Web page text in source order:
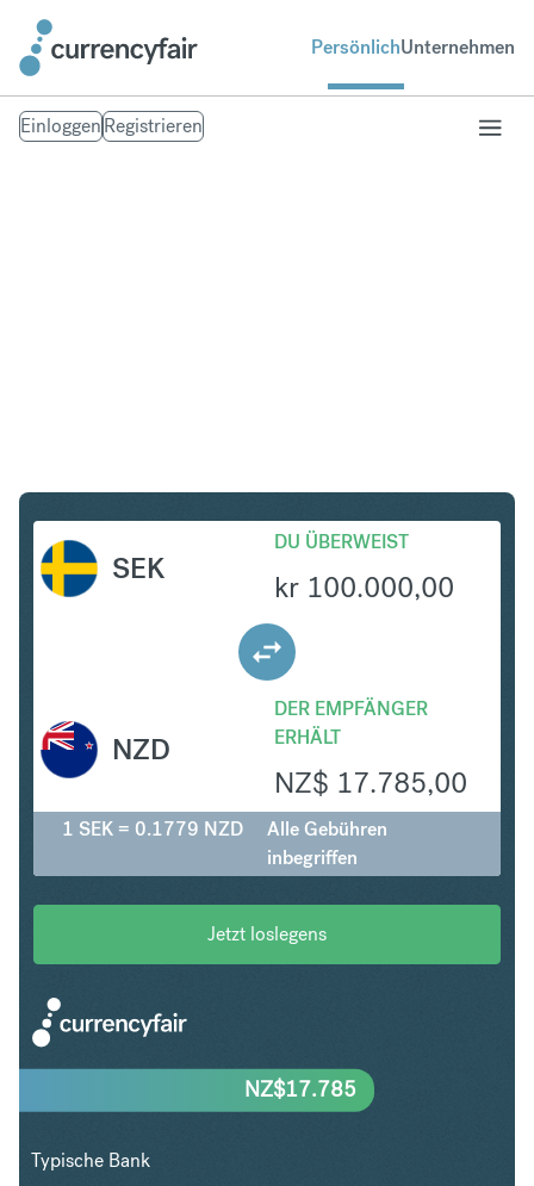
PersönlichUnternehmen
EinloggenRegistrieren
SEK
DU ÜBERWEIST
kr 100.000,00
DER EMPFÄNGER
ERHÄLT
NZ$ 17.785,00
NZD
1 SEK = 0.1779 NZD
Alle Gebühren
inbegriffen
Jetzt loslegens
NZ$17.785
Typische Bank